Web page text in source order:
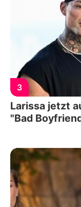
3
Larissa jetzt
"Bad